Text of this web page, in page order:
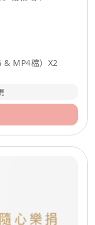
& MP4檔）X2